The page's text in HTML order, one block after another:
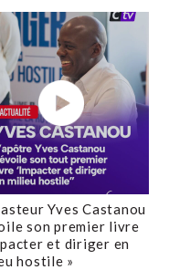
Yves Castanou
son premier livre
et diriger en
hostile »